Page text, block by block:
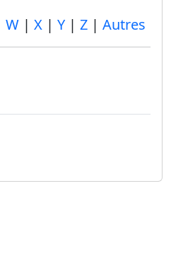
W| X| Y| Z| Autres